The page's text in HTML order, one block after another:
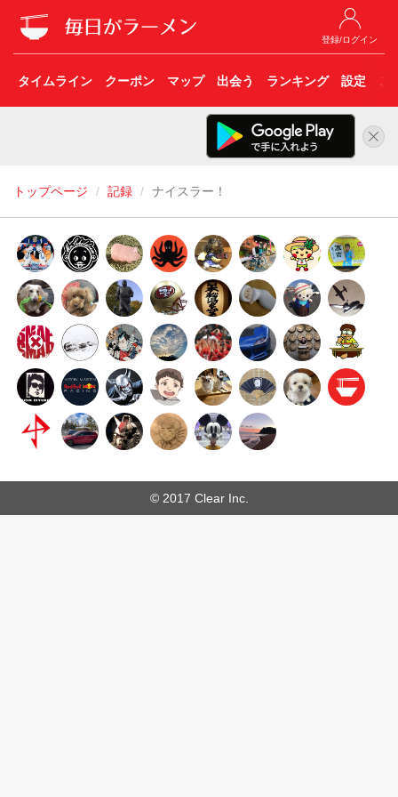
登録/ログイン
タイムライン クーポン マップ 出会う ランキング 設定 こ
トップページ 記録 ナイスラー！
© 2017 Clear Inc.